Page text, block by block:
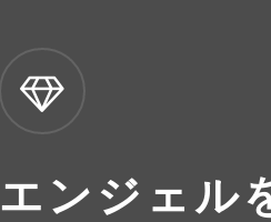
エンジェル